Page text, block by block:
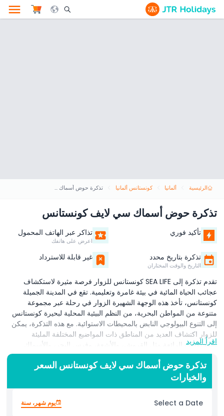
Search Opener Icon
الرئيسية ألمانيا كونستانس ألمانيا تذكرة حوض أسماك سي لايف كونستانس
تذكرة حوض أسماك سي لايف كونستانس
تأكيد فوري تذاكر عبر الهاتف المحمول
اعرض على هاتفك
تذكرة بتاريخ محدد
التاريخ والوقت المختاران
غير قابلة للاسترداد
تقدم تذكرة إلى SEA LIFE كونستانس
للزوار فرصة مثيرة لاستكشاف
عجائب الحياة المائية في بيئة غامرة وتعليمية. تقع في المدينة الجميلة
كونستانس، تأخذ هذه الوجهة الشهيرة الزوار في رحلة عبر مجموعة
متنوعة من المواطن البحرية، من النظم البيئية المحلية لبحيرة كونستانس
إلى التنوع البيولوجي النابض بالمحيطات الاستوائية. مع هذه التذكرة، يمكن
للزوار اكتشاف العديد من المناطق ذات المواضيع المختلفة المليئة
بالمخلوقات الرائعة مثل القروش، والأشعة، وفرس البحر، والأسماك
الملونة للشعاب المرجانية. من أبرز مميزاتها نفق الزجاج تحت الماء، حيث
يمكن للزائرين المشي تحت الحياة البحرية السابحة، ما يخلق تجربة فريدة
ولا تُنسى. تعزز المعارض التفاعلية والعروض المعلوماتية طوال حوض
الأسماك الجانب الترفيهي والتعليمى لجميع الفئات العمرية. عادةً ما تتضمن
التذكرة الوصول إلى متحف طبيعة بحيرة كونستانس المجاور، مما يضيف
قيمة إضافية من خلال تقديم رؤى حول الحياة البرية الإقليمية وحفظ البيئة.
اقرأ المزيد
تذكرة حوض أسماك سي لايف كونستانس السعر
والخيارات
Select a Date يوم شهر، سنة